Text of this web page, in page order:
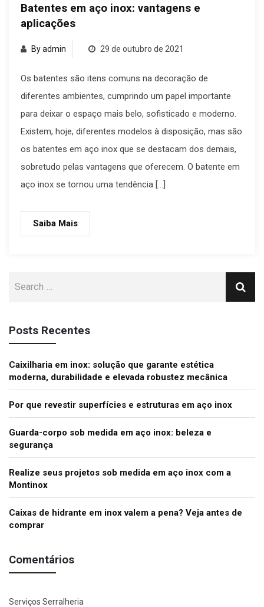
Batentes em aço inox: vantagens e
aplicações
By admin 29 de outubro de 2021
Os batentes são itens comuns na decoração de
diferentes ambientes, cumprindo um papel importante
para deixar o espaço mais belo, sofisticado e moderno.
Existem, hoje, diferentes modelos à disposição, mas são
os batentes em aço inox que se destacam dos demais,
sobretudo pelas vantagens que oferecem. O batente em
aço inox se tornou uma tendência […]
Saiba Mais
Posts Recentes
Caixilharia em inox: solução que garante estética
moderna, durabilidade e elevada robustez mecânica
Por que revestir superfícies e estruturas em aço inox
Guarda-corpo sob medida em aço inox: beleza e
segurança
Realize seus projetos sob medida em aço inox com a
Montinox
Caixas de hidrante em inox valem a pena? Veja antes de
comprar
Comentários
Serviços Serralheria